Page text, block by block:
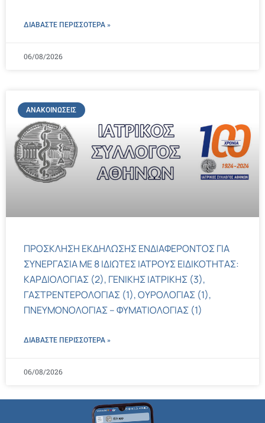
ΔΙΑΒΑΣΤΕ ΠΕΡΙΣΣΌΤΕΡΑ »
06/08/2026
ΑΝΑΚΟΙΝΏΣΕΙΣ
ΠΡΟΣΚΛΗΣΗ ΕΚΔΗΛΩΣΗΣ ΕΝΔΙΑΦΕΡΟΝΤΟΣ ΓΙΑ
ΣΥΝΕΡΓΑΣΙΑ ΜΕ 8 ΙΔΙΩΤΕΣ ΙΑΤΡΟΥΣ ΕΙΔΙΚΟΤΗΤΑΣ:
ΚΑΡΔΙΟΛΟΓΙΑΣ (2), ΓΕΝΙΚΗΣ ΙΑΤΡΙΚΗΣ (3),
ΓΑΣΤΡΕΝΤΕΡΟΛΟΓΙΑΣ (1), ΟΥΡΟΛΟΓΙΑΣ (1),
ΠΝΕΥΜΟΝΟΛΟΓΙΑΣ – ΦΥΜΑΤΙΟΛΟΓΙΑΣ (1)
ΔΙΑΒΑΣΤΕ ΠΕΡΙΣΣΌΤΕΡΑ »
06/08/2026